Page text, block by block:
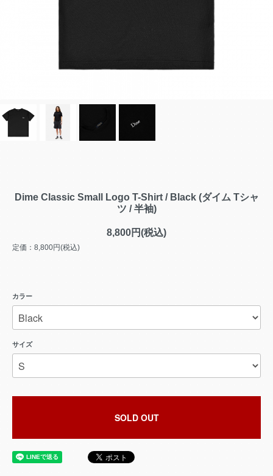
Dime Classic Small Logo T-Shirt / Black (ダイム Tシャ
ツ / 半袖)
8,800円(税込)
定価：8,800円(税込)
カラー
サイズ
SOLD OUT